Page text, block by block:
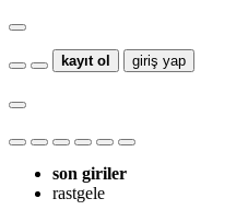
kayıt ol giriş yap
son giriler
rastgele